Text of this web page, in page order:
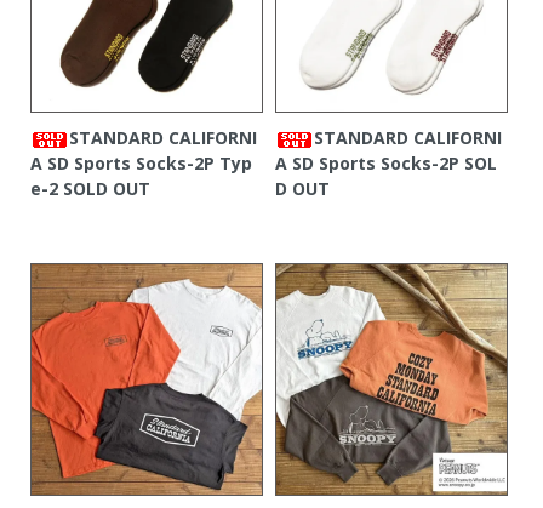
STANDARD CALIFORNI
A SD Sports Socks-2P Typ
e-2 SOLD OUT
STANDARD CALIFORNI
A SD Sports Socks-2P SOL
D OUT